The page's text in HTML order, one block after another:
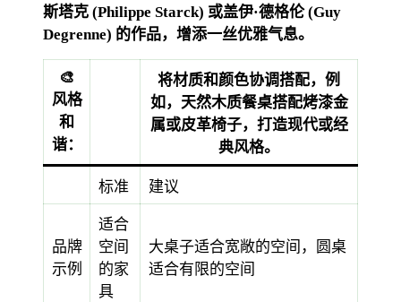
斯塔克 (Philippe Starck) 或盖伊·德格伦 (Guy
Degrenne) 的作品，增添一丝优雅气息。
🎨
风格
和
谐：
将材质和颜色协调搭配，例
如，天然木质餐桌搭配烤漆金
属或皮革椅子，打造现代或经
典风格。
标准 建议
品牌
示例
适合
空间
的家
具
大桌子适合宽敞的空间，圆桌
适合有限的空间